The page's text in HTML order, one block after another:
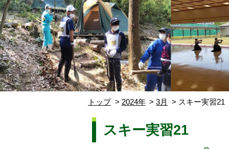
トップ 2024年 3月 スキー実習21
スキー実習21